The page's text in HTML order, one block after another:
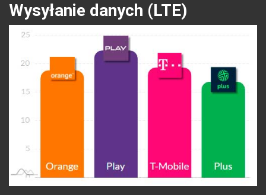
Wysyłanie danych (LTE)